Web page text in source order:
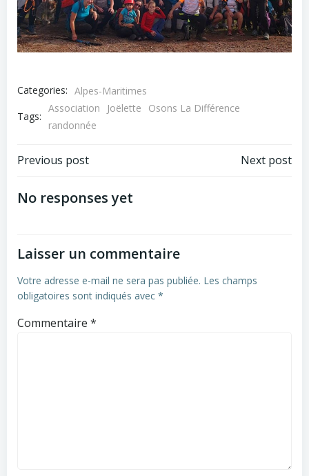
Categories: Alpes-Maritimes
Tags:
Association Joëlette
Osons La Différence
randonnée
Post
navigation
Previous post Next post
No responses yet
Laisser un commentaire
Votre adresse e-mail ne sera pas publiée. Les champs
obligatoires sont indiqués avec *
Commentaire *